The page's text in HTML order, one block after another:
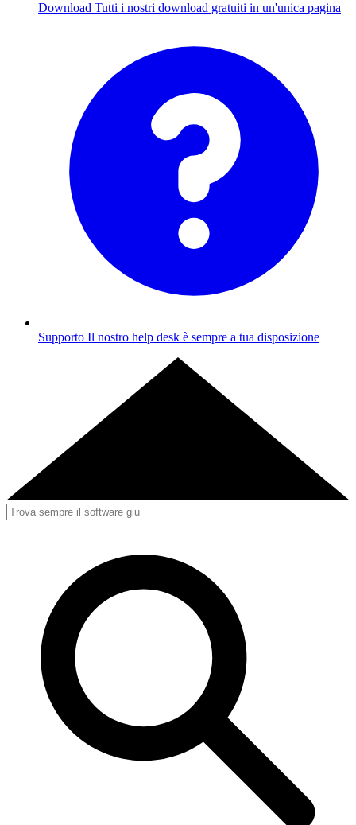
Download Tutti i nostri download gratuiti in un'unica pagina
Supporto Il nostro help desk è sempre a tua disposizione